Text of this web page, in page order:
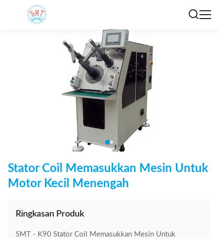
Stator Coil Memasukkan Mesin Untuk
Motor Kecil Menengah
Ringkasan Produk
SMT - K90 Stator Coil Memasukkan Mesin Untuk